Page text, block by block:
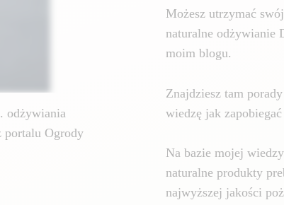
odżywiania
portalu Ogrody
Możesz utrzymać
naturalne odżywianie
moim blogu.
Znajdziesz tam
wiedzę jak
Na bazie mojej
naturalne produkty
najwyższej jakości